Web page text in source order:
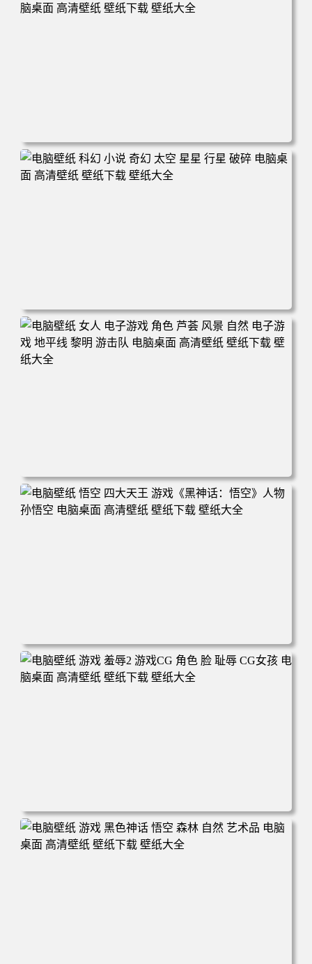
下载 壁纸大全
电脑壁纸 电子游戏 古墓丽影 屏幕截图 风景 丛林 电脑桌面
高清壁纸 壁纸下载 壁纸大全
电脑壁纸 科幻 小说 奇幻 太空 星星 行星 破碎 电脑桌面 高
清壁纸 壁纸下载 壁纸大全
电脑壁纸 女人 电子游戏 角色 芦荟 风景 自然 电子游戏 地平
线 黎明 游击队 电脑桌面 高清壁纸 壁纸下载 壁纸大全
电脑壁纸 悟空 四大天王 游戏《黑神话：悟空》人物孙悟空
电脑桌面 高清壁纸 壁纸下载 壁纸大全
电脑壁纸 游戏 羞辱2 游戏CG 角色 脸 耻辱 CG女孩 电脑桌
面 高清壁纸 壁纸下载 壁纸大全